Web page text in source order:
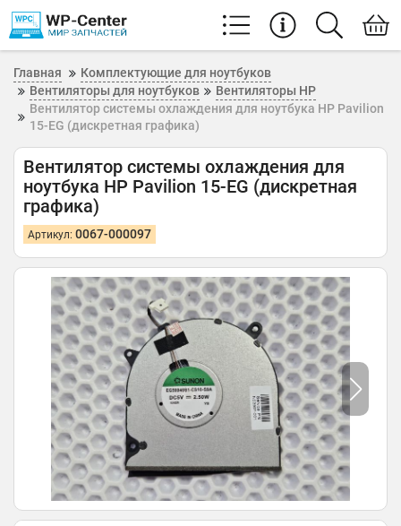
Главная
Комплектующие для ноутбуков
Вентиляторы для ноутбуков
Вентиляторы HP
Вентилятор системы охлаждения для ноутбука HP Pavilion
15-EG (дискретная графика)
Вентилятор системы охлаждения для
ноутбука HP Pavilion 15-EG (дискретная
графика)
Артикул: 0067-000097